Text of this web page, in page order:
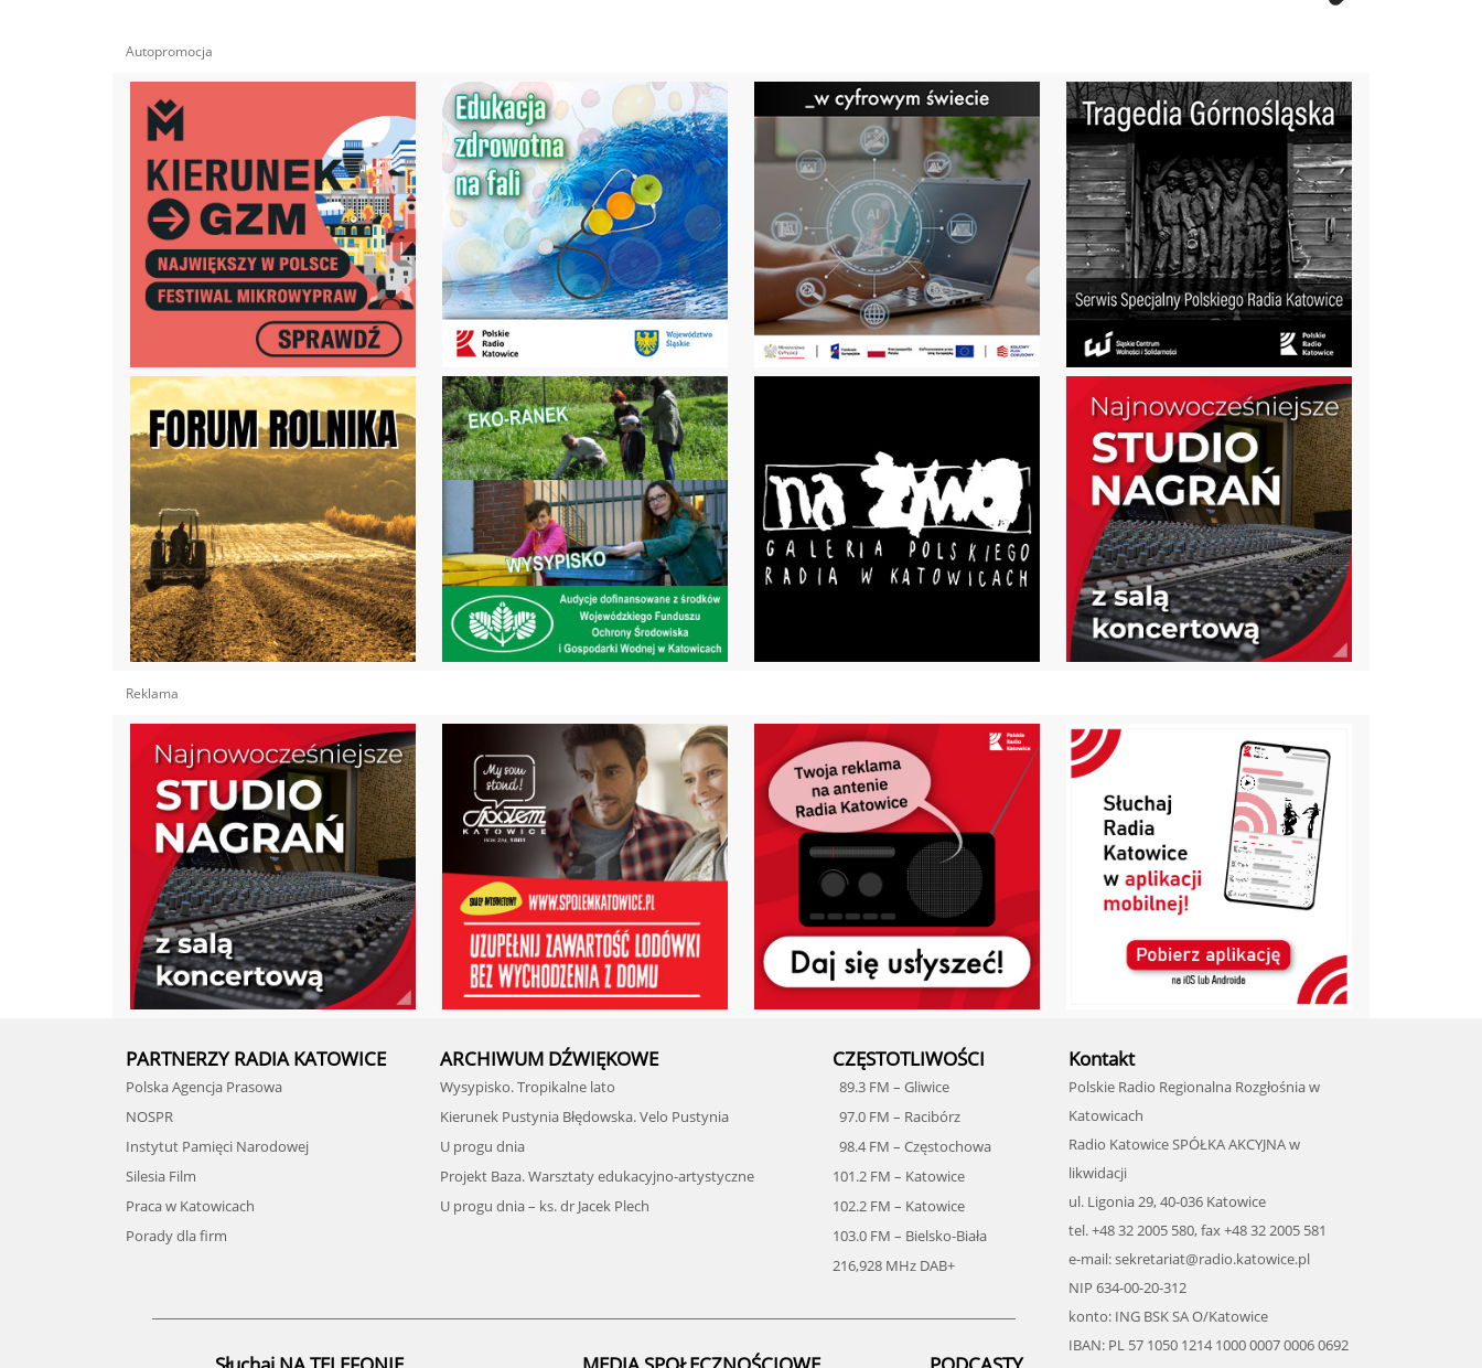
Autopromocja
Reklama
PARTNERZY RADIA KATOWICE
Polska Agencja Prasowa
NOSPR
Instytut Pamięci Narodowej
Silesia Film
Praca w Katowicach
Porady dla firm
ARCHIWUM DŹWIĘKOWE
Wysypisko. Tropikalne lato
Kierunek Pustynia Błędowska. Velo Pustynia
U progu dnia
Projekt Baza. Warsztaty edukacyjno-artystyczne
U progu dnia – ks. dr Jacek Plech
CZĘSTOTLIWOŚCI
89.3 FM – Gliwice
97.0 FM – Racibórz
98.4 FM – Częstochowa
101.2 FM – Katowice
102.2 FM – Katowice
103.0 FM – Bielsko-Biała
216,928 MHz DAB+
Kontakt
Polskie Radio Regionalna Rozgłośnia w
Katowicach
Radio Katowice SPÓŁKA AKCYJNA w
likwidacji
ul. Ligonia 29, 40-036 Katowice
tel. +48 32 2005 580, fax +48 32 2005 581
e-mail: sekretariat@radio.katowice.pl
NIP 634-00-20-312
konto: ING BSK SA O/Katowice
IBAN: PL 57 1050 1214 1000 0007 0006 0692